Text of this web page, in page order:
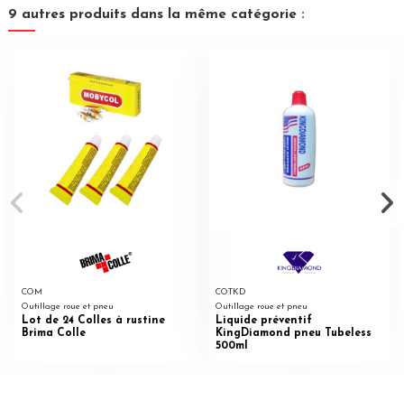
9 autres produits dans la même catégorie :
COM
Outillage roue et pneu
Lot de 24 Colles à rustine
Brima Colle
COTKD
Outillage roue et pneu
Liquide préventif
KingDiamond pneu Tubeless
500ml